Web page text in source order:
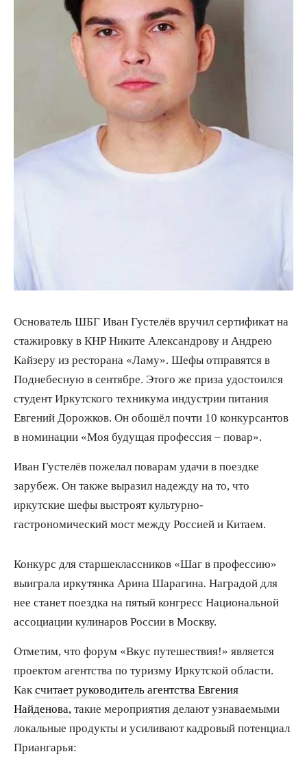
Основатель ШБГ Иван Густелёв вручил сертификат на
стажировку в КНР Никите Александрову и Андрею
Кайзеру из ресторана «Ламу». Шефы отправятся в
Поднебесную в сентябре. Этого же приза удостоился
студент Иркутского техникума индустрии питания
Евгений Дорожков. Он обошёл почти 10 конкурсантов
в номинации «Моя будущая профессия – повар».
Иван Густелёв пожелал поварам удачи в поездке
зарубеж. Он также выразил надежду на то, что
иркутские шефы выстроят культурно-
гастрономический мост между Россией и Китаем.
Конкурс для старшеклассников «Шаг в профессию»
выиграла иркутянка Арина Шарагина. Наградой для
нее станет поездка на пятый конгресс Национальной
ассоциации кулинаров России в Москву.
Отметим, что форум «Вкус путешествия!» является
проектом агентства по туризму Иркутской области.
Каксчитает руководитель агентства Евгения
Найденова, такие мероприятия делают узнаваемыми
локальные продукты и усиливают кадровый потенциал
Приангарья: